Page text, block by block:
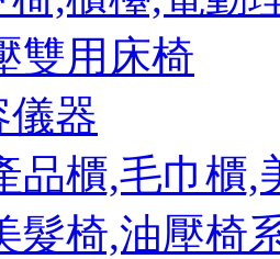
雙用床椅
儀器
品櫃,毛巾櫃,
髮椅,油壓椅